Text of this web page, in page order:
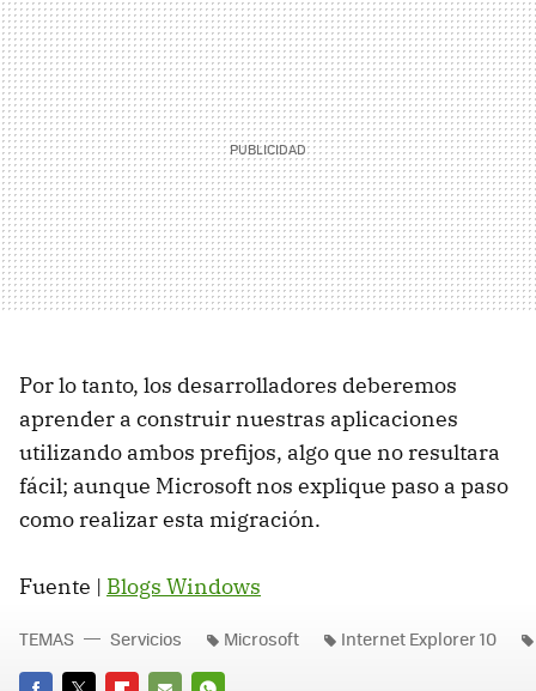
Por lo tanto, los desarrolladores deberemos
aprender a construir nuestras aplicaciones
utilizando ambos prefijos, algo que no resultara
fácil; aunque Microsoft nos explique paso a paso
como realizar esta migración.
Fuente | Blogs Windows
TEMAS Servicios Microsoft Internet Explorer 10